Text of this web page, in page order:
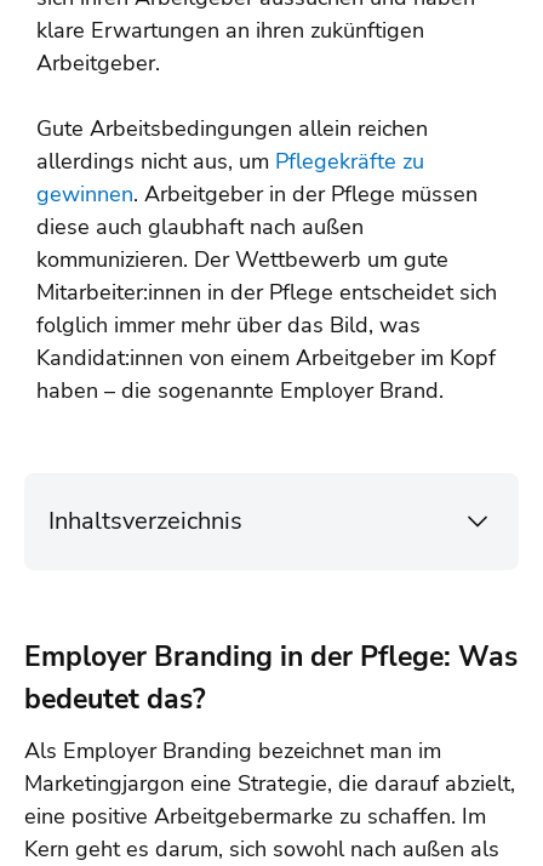
klare Erwartungen an ihren zukünftigen
Arbeitgeber.
Gute Arbeitsbedingungen allein reichen
allerdings nicht aus, um Pflegekräfte zu
gewinnen. Arbeitgeber in der Pflege müssen
diese auch glaubhaft nach außen
kommunizieren. Der Wettbewerb um gute
Mitarbeiter:innen in der Pflege entscheidet sich
folglich immer mehr über das Bild, was
Kandidat:innen von einem Arbeitgeber im Kopf
haben – die sogenannte Employer Brand.
Inhaltsverzeichnis
Employer Branding in der Pflege: Was
bedeutet das?
Als Employer Branding bezeichnet man im
Marketingjargon eine Strategie, die darauf abzielt,
eine positive Arbeitgebermarke zu schaffen. Im
Kern geht es darum, sich sowohl nach außen als